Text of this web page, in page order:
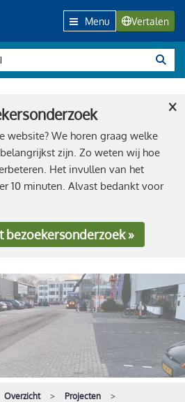
Menu Vertalen
website? We horen graag welke
zijn. Zo weten wij hoe
Het invullen van het
10 minuten. Alvast bedankt voor
bezoekersonderzoek »
×
Overzicht Projecten